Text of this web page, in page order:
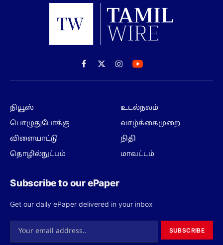
Facebook
X
(Twitter)
Instagram
நியூஸ்
பொழுதுபோக்கு
விளையாட்டு
தொழில்நுட்பம்
உடல்நலம்
வாழ்க்கைமுறை
நிதி
மாவட்டம்
Subscribe to our ePaper
Get our daily ePaper delivered in your inbox
SUBSCRIBE